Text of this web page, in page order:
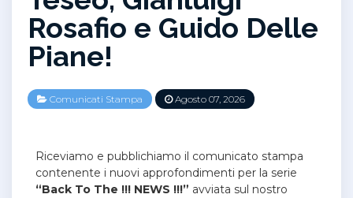
Rosafio e Guido Delle
Piane!
Comunicati Stampa Agosto 07, 2026
Riceviamo e pubblichiamo il comunicato stampa
contenente i nuovi approfondimenti per la serie
“Back To The !!! NEWS !!!” avviata sul nostro